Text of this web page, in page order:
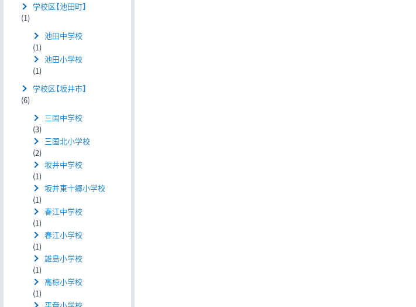
学校区【池田町】
(1)
池田中学校
(1)
池田小学校
(1)
学校区【坂井市】
(6)
三国中学校
(3)
三国北小学校
(2)
坂井中学校
(1)
坂井東十郷小学校
(1)
春江中学校
(1)
春江小学校
(1)
雄島小学校
(1)
高椋小学校
(1)